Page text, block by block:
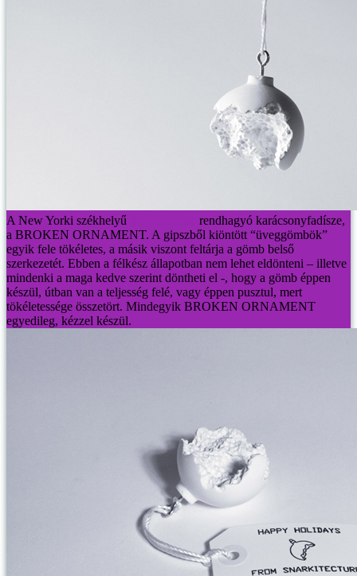
A New Yorki székhelyű
rendhagyó karácsonyfadísze,
a BROKEN ORNAMENT. A gipszből kiöntött “üveggömbök”
egyik fele tökéletes, a másik viszont feltárja a gömb belső
szerkezetét. Ebben a félkész állapotban nem lehet eldönteni – illetve
mindenki a maga kedve szerint döntheti el -, hogy a gömb éppen
készül, útban van a teljesség felé, vagy éppen pusztul, mert
tökéletessége összetört. Mindegyik BROKEN ORNAMENT
egyedileg, kézzel készül.